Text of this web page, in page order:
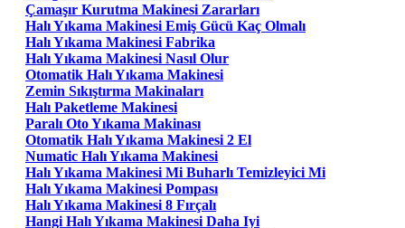
Çamaşır Kurutma Makinesi Zararları
Halı Yıkama Makinesi Emiş Gücü Kaç Olmalı
Halı Yıkama Makinesi Fabrika
Halı Yıkama Makinesi Nasıl Olur
Otomatik Halı Yıkama Makinesi
Zemin Sıkıştırma Makinaları
Halı Paketleme Makinesi
Paralı Oto Yıkama Makinası
Otomatik Halı Yıkama Makinesi 2 El
Numatic Halı Yıkama Makinesi
Halı Yıkama Makinesi Mi Buharlı Temizleyici Mi
Halı Yıkama Makinesi Pompası
Halı Yıkama Makinesi 8 Fırçalı
Hangi Halı Yıkama Makinesi Daha Iyi